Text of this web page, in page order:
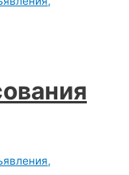
,